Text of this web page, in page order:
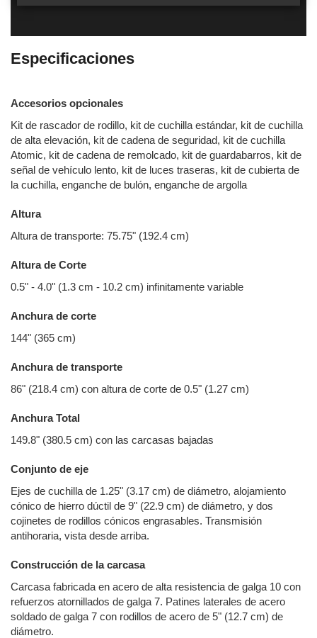
Especificaciones
Accesorios opcionales
Kit de rascador de rodillo, kit de cuchilla estándar, kit de cuchilla
de alta elevación, kit de cadena de seguridad, kit de cuchilla
Atomic, kit de cadena de remolcado, kit de guardabarros, kit de
señal de vehículo lento, kit de luces traseras, kit de cubierta de
la cuchilla, enganche de bulón, enganche de argolla
Altura
Altura de transporte: 75.75" (192.4 cm)
Altura de Corte
0.5" - 4.0" (1.3 cm - 10.2 cm) infinitamente variable
Anchura de corte
144" (365 cm)
Anchura de transporte
86" (218.4 cm) con altura de corte de 0.5" (1.27 cm)
Anchura Total
149.8" (380.5 cm) con las carcasas bajadas
Conjunto de eje
Ejes de cuchilla de 1.25" (3.17 cm) de diámetro, alojamiento
cónico de hierro dúctil de 9" (22.9 cm) de diámetro, y dos
cojinetes de rodillos cónicos engrasables. Transmisión
antihoraria, vista desde arriba.
Construcción de la carcasa
Carcasa fabricada en acero de alta resistencia de galga 10 con
refuerzos atornillados de galga 7. Patines laterales de acero
soldado de galga 7 con rodillos de acero de 5" (12.7 cm) de
diámetro.